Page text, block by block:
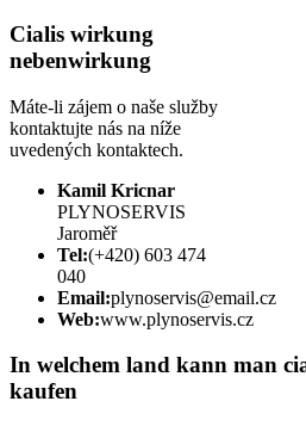
Cialis wirkung
nebenwirkung
Máte-li zájem o naše služby
kontaktujte nás na níže
uvedených kontaktech.
Kamil Kricnar
PLYNOSERVIS
Jaroměř
Tel:(+420) 603 474
040
Email:plynoservis@email.cz
Web:www.plynoservis.cz
In welchem land kann man
kaufen